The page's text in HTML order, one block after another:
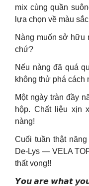
mix cùng quần
lựa chọn về màu sắc
Nàng muốn sở hữu
chứ?
Nếu nàng đã quá
không thử phá cách
Một ngày tràn đầy
hộp. Chất liệu xịn
nàng!
Cuối tuần thật
De-Lys — VELA
thất vọng!!
𝙔𝙤𝙪 𝙖𝙧𝙚 𝙬𝙝𝙖𝙩